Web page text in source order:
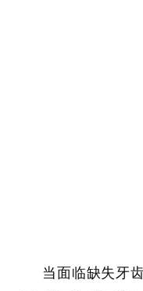
当面临缺失牙